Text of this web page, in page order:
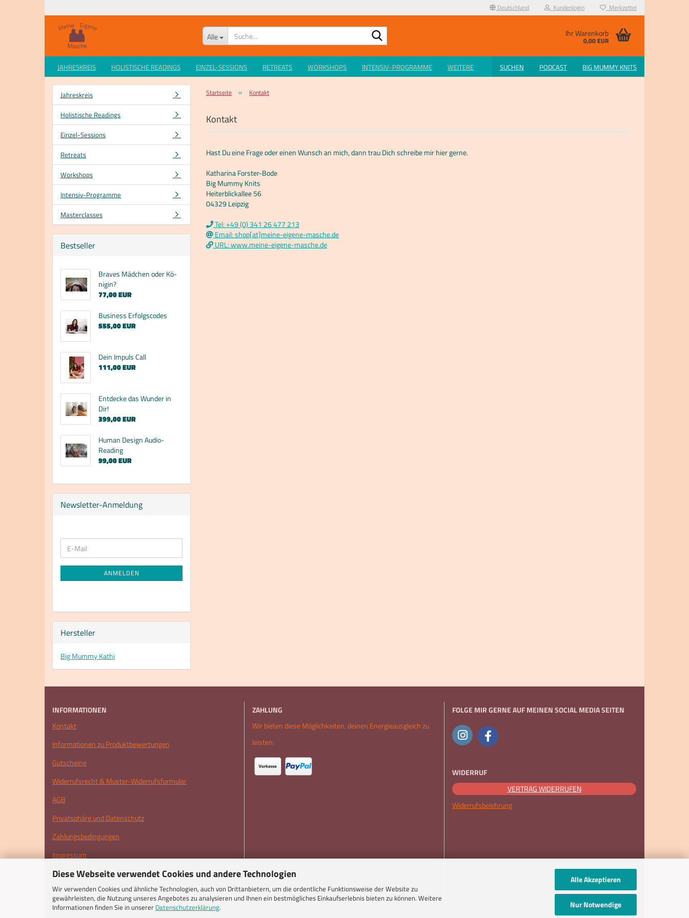
Diese Webseite verwendet Cookies und andere Technologien
Wir verwenden Cookies und ähnliche Technologien, auch von Drittanbietern, um die ordentliche Funktionsweise der Website zu
gewährleisten, die Nutzung unseres Angebotes zu analysieren und Ihnen ein bestmögliches Einkaufserlebnis bieten zu können. Weitere
Informationen finden Sie in unserer Datenschutzerklärung.
Alle Akzeptieren
Nur Notwendige
Deutschland Kundenlogin Merkzettel
Alle Ihr Warenkorb
0,00 EUR
JAHRESKREIS HOLISTISCHE READINGS EINZEL-SESSIONS RETREATS WORKSHOPS INTENSIV-PROGRAMME SUCHEN PODCAST BIG MUMMY KNITS
WEITERE
Startseite » Kontakt
Kontakt
Hast Du eine Frage oder einen Wunsch an mich, dann trau Dich schreibe mir hier gerne.
Katharina Forster-Bode
Big Mummy Knits
Heiterblickallee 56
04329 Leipzig
Tel: +49 (0) 341 26 477 213
Email: shop[at]meine-eigene-masche.de
URL: www.meine-eigene-masche.de
Jahreskreis
Holistische Readings
Einzel-Sessions
Retreats
Workshops
Intensiv-Programme
Masterclasses
Bestseller
Bra­ves Mäd­chen oder Kö­
ni­gin?
77,00 EUR
Busi­ness Er­folgs­codes
555,00 EUR
Dein Im­puls Call
111,00 EUR
Ent­de­cke das Wun­der in
Dir!
399,00 EUR
Human De­sign Audio-​
Reading
99,00 EUR
Newsletter-Anmeldung
ZUR
NEWSLETTER-
E-
Mail
ANMELDEN
Hersteller
Big Mummy Kathi
INFORMATIONEN
Kontakt
Informationen zu Produktbewertungen
Gutscheine
Widerrufsrecht & Muster-Widerrufsformular
AGB
Privatsphäre und Datenschutz
Zahlungsbedingungen
Impressum
Cookie Einstellungen
ZAHLUNG
Wir bieten diese Möglichkeiten, deinen Energieausgleich zu
leisten:
FOLGE MIR GERNE AUF MEINEN SOCIAL MEDIA SEITEN
WIDERRUF
VERTRAG WIDERRUFEN
Widerrufsbelehrung